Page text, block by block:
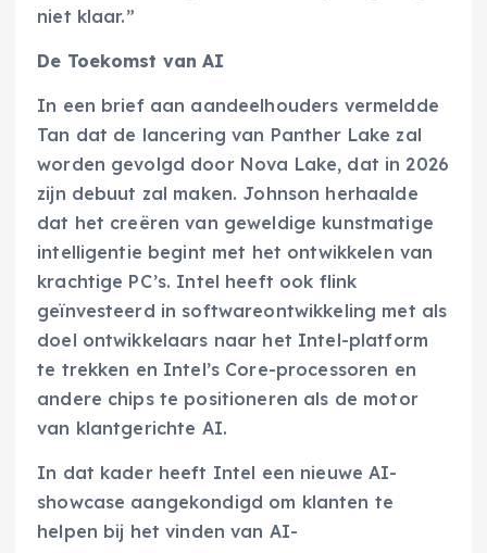
niet klaar.”
De Toekomst van AI
In een brief aan aandeelhouders vermeldde
Tan dat de lancering van Panther Lake zal
worden gevolgd door Nova Lake, dat in 2026
zijn debuut zal maken. Johnson herhaalde
dat het creëren van geweldige kunstmatige
intelligentie begint met het ontwikkelen van
krachtige PC’s. Intel heeft ook flink
geïnvesteerd in softwareontwikkeling met als
doel ontwikkelaars naar het Intel-platform
te trekken en Intel’s Core-processoren en
andere chips te positioneren als de motor
van klantgerichte AI.
In dat kader heeft Intel een nieuwe AI-
showcase aangekondigd om klanten te
helpen bij het vinden van AI-